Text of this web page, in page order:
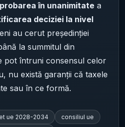
în unanimitate a
deciziei la nivel
au cerut președinției
la summitul din
pot întruni consensul celor
nu există garanții că taxele
sau în ce formă.
ue 2028-2034
consiliul ue